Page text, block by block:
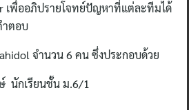
เพื่ออภิปรายโจทย์ปัญหาที่แต่ละทีมได้
ตอบ
จำนวน 6 คน ซึ่งประกอบด้วย
นักเรียนชั้น ม.6/1